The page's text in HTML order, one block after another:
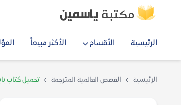
الرئيسية الأقسام الأكثر مبيعاً
الرئيسية القصص العالمية المترجمة تحميل كتاب